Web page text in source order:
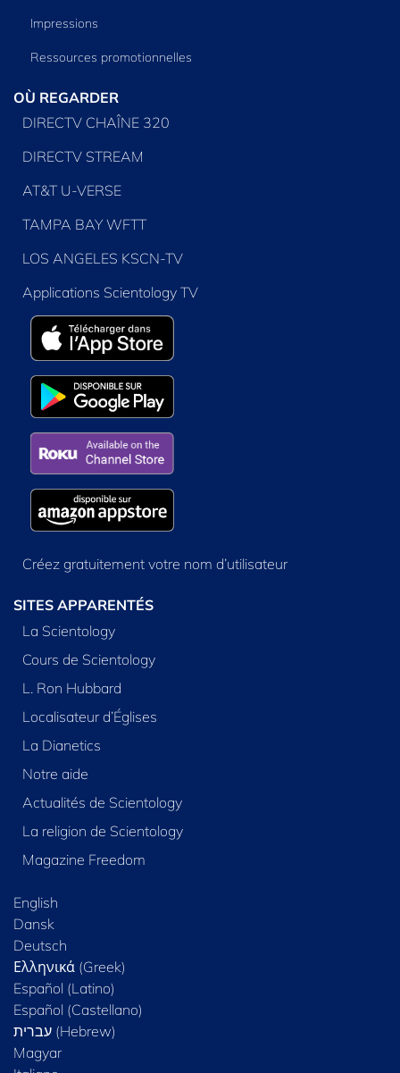
Impressions
Ressources promotionnelles
OÙ REGARDER
DIRECTV CHAÎNE 320
DIRECTV STREAM
AT&T U-VERSE
TAMPA BAY WFTT
LOS ANGELES KSCN-TV
Applications Scientology TV
Créez gratuitement votre nom d’utilisateur
SITES APPARENTÉS
La Scientology
Cours de Scientology
L. Ron Hubbard
Localisateur d’Églises
La Dianetics
Notre aide
Actualités de Scientology
La religion de Scientology
Magazine Freedom
English
Dansk
Deutsch
Ελληνικά (Greek)
Español (Latino)
Español (Castellano)
Magyar